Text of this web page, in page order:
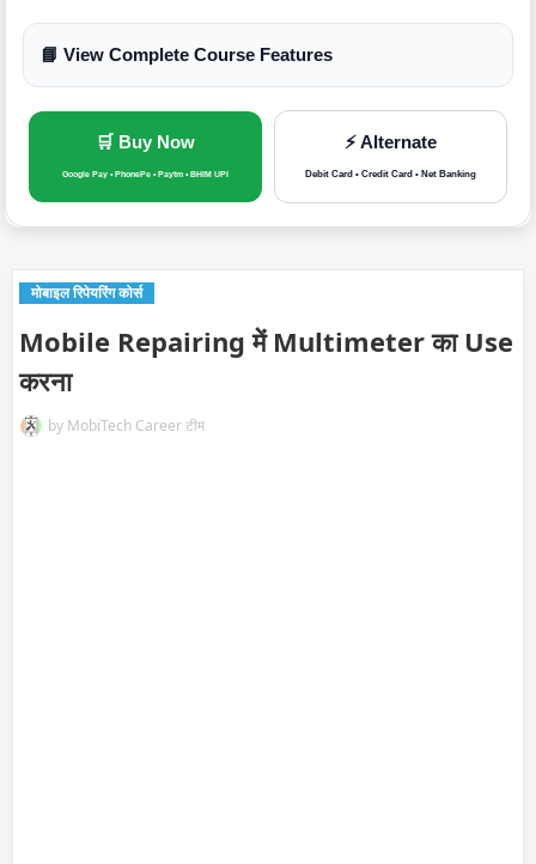
📘 View Complete Course Features
🛒 Buy Now
Google Pay • PhonePe • Paytm • BHIM UPI
⚡ Alternate
Debit Card • Credit Card • Net Banking
मोबाइल रिपेयरिंग कोर्स
Mobile Repairing में Multimeter का Use
करना
by MobiTech Career टीम